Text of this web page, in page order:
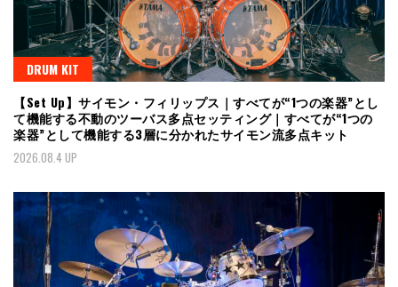
DRUM KIT
【Set Up】サイモン・フィリップス｜すべてが“1つの楽器”とし
て機能する不動のツーバス多点セッティング｜すべてが“1つの
楽器”として機能する3層に分かれたサイモン流多点キット
2026.08.4 UP